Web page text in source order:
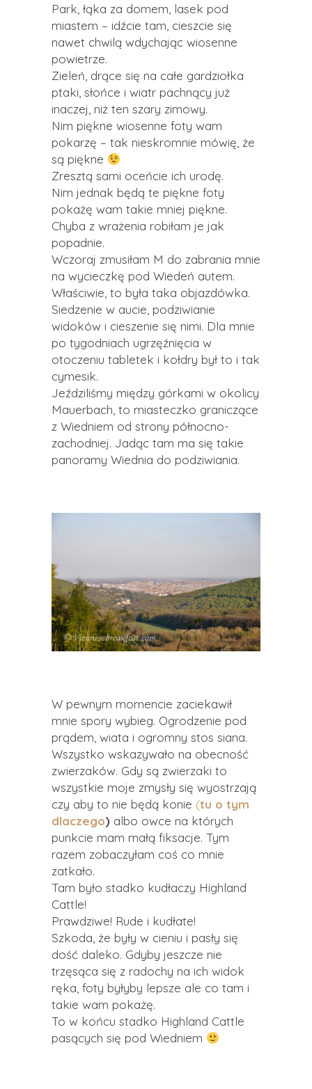
Park, łąka za domem, lasek pod
miastem – idźcie tam, cieszcie się
nawet chwilą wdychając wiosenne
powietrze.
Zieleń, drące się na całe gardziołka
ptaki, słońce i wiatr pachnący już
inaczej, niż ten szary zimowy.
Nim piękne wiosenne foty wam
pokarzę – tak nieskromnie mówię, że
są piękne
Zresztą sami oceńcie ich urodę.
Nim jednak będą te piękne foty
pokażę wam takie mniej piękne.
Chyba z wrażenia robiłam je jak
popadnie.
Wczoraj zmusiłam M do zabrania mnie
na wycieczkę pod Wiedeń autem.
Właściwie, to była taka objazdówka.
Siedzenie w aucie, podziwianie
widoków i cieszenie się nimi. Dla mnie
po tygodniach ugrzęźnięcia w
otoczeniu tabletek i kołdry był to i tak
cymesik.
Jeździliśmy między górkami w okolicy
Mauerbach, to miasteczko graniczące
z Wiedniem od strony północno-
zachodniej. Jadąc tam ma się takie
panoramy Wiednia do podziwiania.
W pewnym momencie zaciekawił
mnie spory wybieg. Ogrodzenie pod
prądem, wiata i ogromny stos siana.
Wszystko wskazywało na obecność
zwierzaków. Gdy są zwierzaki to
wszystkie moje zmysły się wyostrzają
czy aby to nie będą konie (tu o tym
dlaczego) albo owce na których
punkcie mam małą fiksacje. Tym
razem zobaczyłam coś co mnie
zatkało.
Tam było stadko kudłaczy Highland
Cattle!
Prawdziwe! Rude i kudłate!
Szkoda, że były w cieniu i pasły się
dość daleko. Gdyby jeszcze nie
trzęsąca się z radochy na ich widok
ręka, foty byłyby lepsze ale co tam i
takie wam pokażę.
To w końcu stadko Highland Cattle
pasących się pod Wiedniem